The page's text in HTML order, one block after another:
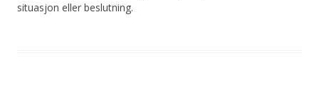
situasjon eller beslutning.